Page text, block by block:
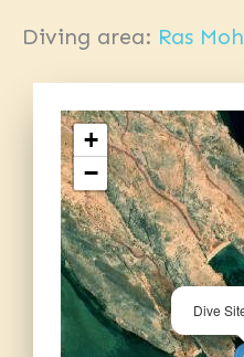
Diving area: Ras
Dive
+
−